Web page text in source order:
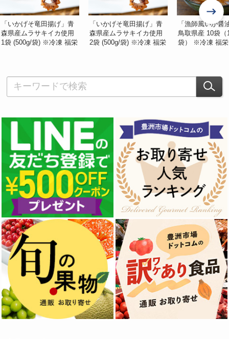
「いかげそ竜田揚げ」青
森県産ムラサキイカ使用
1袋 (500g/袋) ※冷凍 福栄
「いかげそ竜田揚げ」青
森県産ムラサキイカ使用
2袋 (500g/袋) ※冷凍 福栄
「漁師風いか醤
鳥取県産 10袋（
袋） ※冷凍 福栄